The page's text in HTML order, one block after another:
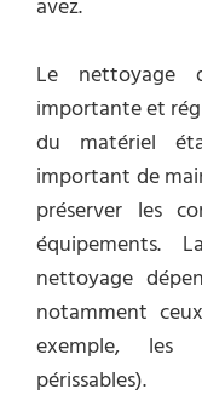
avez.
Le nettoyage
importante et
du matériel
important de
préserver les
nettoyage
notamment
exemple, les
périssables).